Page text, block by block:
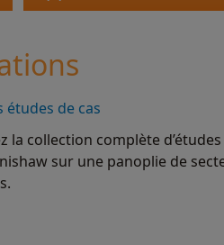
études de cas
la collection complète
sur une panoplie de